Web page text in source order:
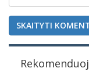
SKAITYTI